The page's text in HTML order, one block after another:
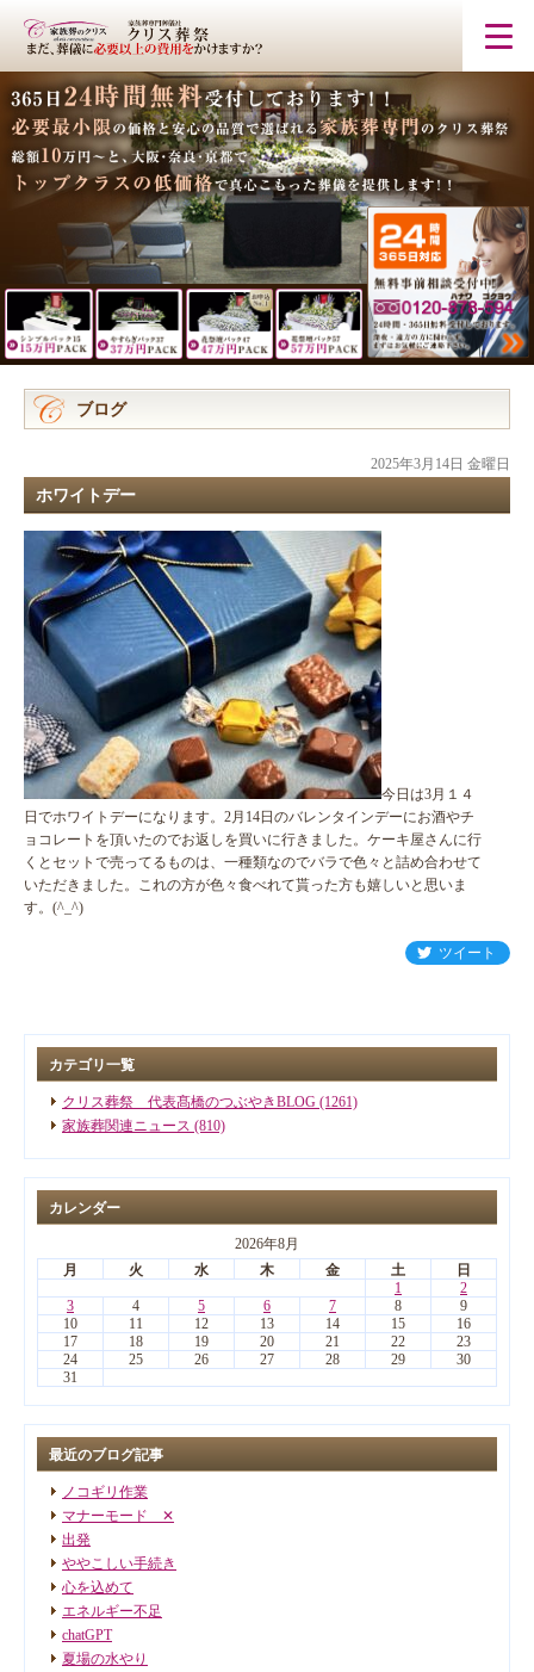
ブログ
2025年3月14日 金曜日
ホワイトデー
今日は3月１４
日でホワイトデーになります。2月14日のバレンタインデーにお酒やチ
ョコレートを頂いたのでお返しを買いに行きました。ケーキ屋さんに行
くとセットで売ってるものは、一種類なのでバラで色々と詰め合わせて
いただきました。これの方が色々食べれて貰った方も嬉しいと思いま
す。(^_^)
ツイート
カテゴリ一覧
クリス葬祭 代表髙橋のつぶやきBLOG (1261)
家族葬関連ニュース (810)
カレンダー
2026年8月
月
火 水 木 金 土
日
1
2
3
4 5 6 7 8
9
10
11 12 13 14 15
16
17
18 19 20 21 22
23
24
25 26 27 28 29
30
31
最近のブログ記事
ノコギリ作業
マナーモード ✕
出発
ややこしい手続き
心を込めて
エネルギー不足
chatGPT
夏場の水やり